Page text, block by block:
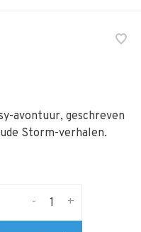
avontuur, geschreven
Storm-verhalen.
+
-